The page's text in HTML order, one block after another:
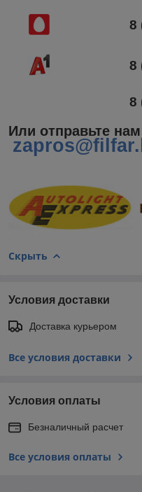
8
8
8
Или отправьте
Скрыть
Условия доставки
Доставка курьером
Все условия доставки
Условия оплаты
Безналичный расчет
Все условия оплаты